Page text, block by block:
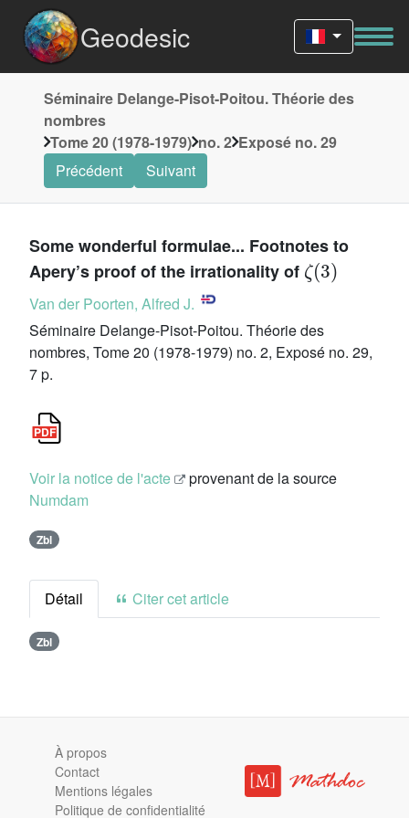
Geodesic
Séminaire Delange-Pisot-Poitou. Théorie des
nombres
Tome 20 (1978-1979) no. 2 Exposé no. 29
Précédent
Suivant
Some wonderful formulae... Footnotes to
Apery’s proof of the irrationality of
ζ(3)
Van der Poorten, Alfred J.
Séminaire Delange-Pisot-Poitou. Théorie des
nombres, Tome 20 (1978-1979) no. 2, Exposé no. 29,
7 p.
Voir la notice de l'acte
provenant de la source
Numdam
Zbl
Détail Citer cet article
Zbl
À propos
Contact
Mentions légales
Politique de confidentialité